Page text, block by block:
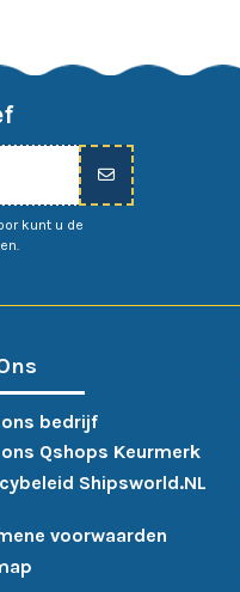
kunt u de
ons bedrijf
ons Qshops Keurmerk
Shipsworld.NL
voorwaarden